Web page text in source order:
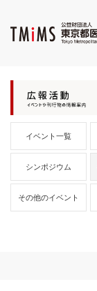
イベント一覧
シンポジウム
その他のイベント